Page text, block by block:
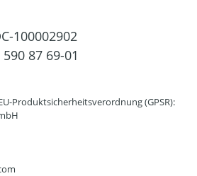
100002902
590 87 69-01
Produktsicherheitsverordnung (GPSR):